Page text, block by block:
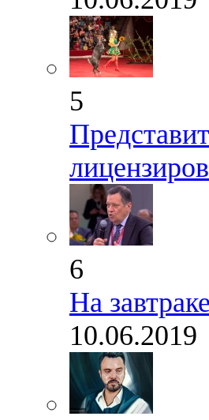
5
6
На
10.06.2019